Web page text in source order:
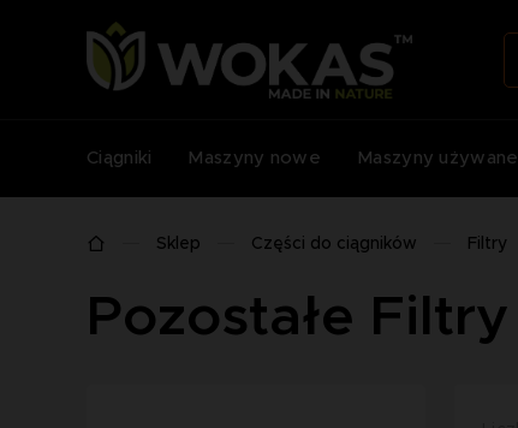
Ciągniki Maszyny nowe Maszyny używane
Sklep Części do ciągników Filtry
Pozostałe Filtry